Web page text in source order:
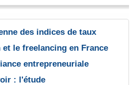
des indices de taux
le freelancing en France
entrepreneuriale
: l'étude